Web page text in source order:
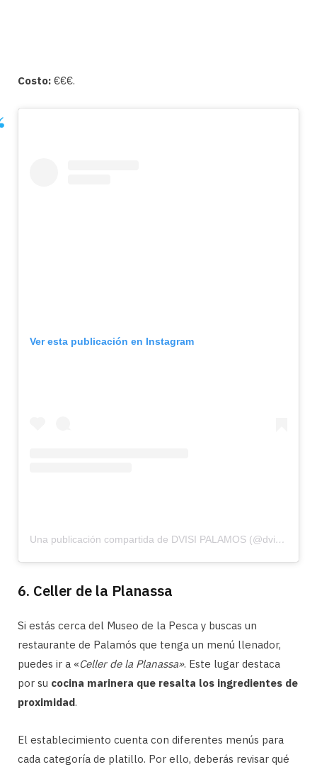
Costo: €€€.
Ver esta publicación en Instagram
Una publicación compartida de DVISI PALAMOS (@dvisi_palamos)
6. Celler de la Planassa
Si estás cerca del Museo de la Pesca y buscas un
restaurante de Palamós que tenga un menú llenador,
puedes ir a «Celler de la Planassa». Este lugar destaca
por su cocina marinera que resalta los ingredientes de
proximidad.
El establecimiento cuenta con diferentes menús para
cada categoría de platillo. Por ello, deberás revisar qué